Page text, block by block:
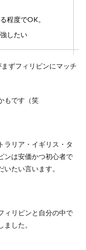
程度でOK。
したい
ずフィリピンにマッチ
もです（笑
ラリア・イギリス・タ
ンは安価かつ初心者で
たい言います。
ィリピンと自分の中で
した。